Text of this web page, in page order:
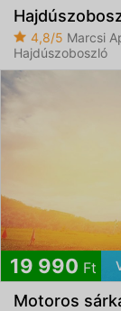
4,8/5 Marcsi
Hajdúszoboszló
19 990 Ft
Motoros